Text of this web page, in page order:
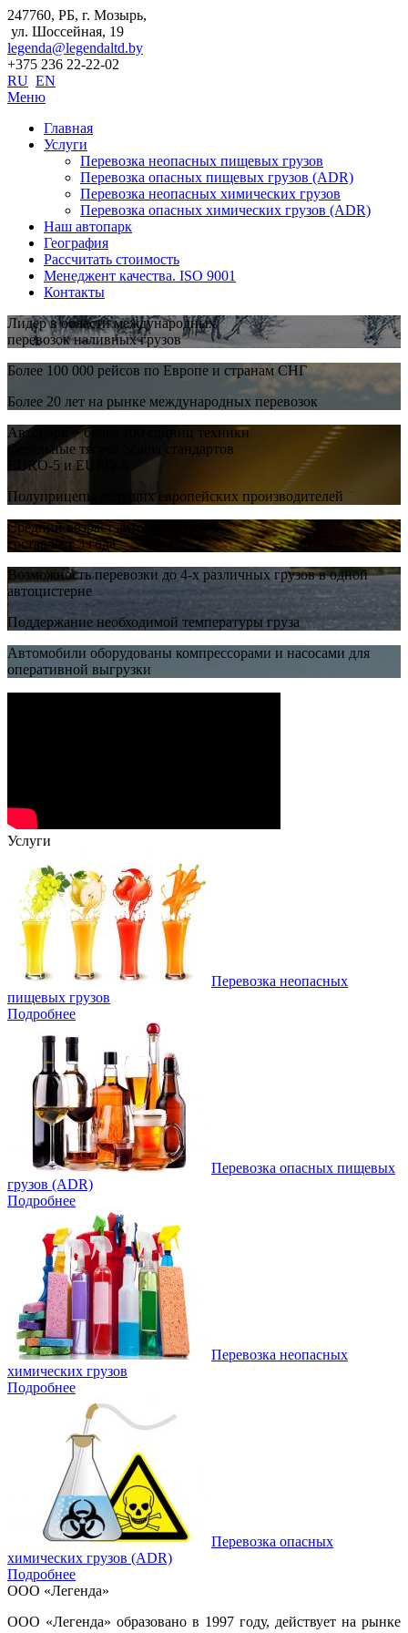
247760, РБ, г. Мозырь,
ул. Шоссейная, 19
legenda@legendaltd.by
+375 236 22-22-02
RU EN
Меню
Главная
Услуги
Перевозка неопасных пищевых грузов
Перевозка опасных пищевых грузов (ADR)
Перевозка неопасных химических грузов
Перевозка опасных химических грузов (ADR)
Наш автопарк
География
Рассчитать стоимость
Менеджент качества. ISO 9001
Контакты
Лидер в области международных
перевозок наливных грузов
Более 100 000 рейсов по Европе и странам СНГ
Более 20 лет на рынке международных перевозок
Автопарк − более 100 единиц техники
Седельные тягачи Scania стандартов
EURO-5 и EURO-6
Полуприцепы ведущих европейских производителей
Средний возраст автомобилей
составляет 3 года
Возможность перевозки до 4-х различных грузов в одной
автоцистерне
Поддержание необходимой температуры груза
Автомобили оборудованы компрессорами и насосами для
оперативной выгрузки
Услуги
Перевозка неопасных
пищевых грузов
Подробнее
Перевозка опасных пищевых
грузов (ADR)
Подробнее
Перевозка неопасных
химических грузов
Подробнее
Перевозка опасных
химических грузов (ADR)
Подробнее
ООО «Легенда»
ООО «Легенда» образовано в 1997 году, действует на рынке